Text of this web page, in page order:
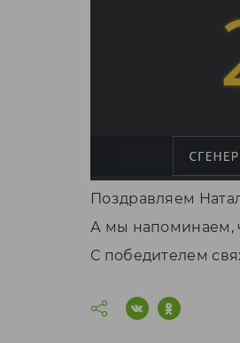
Поздравляем
А мы напоминаем,
С победителем